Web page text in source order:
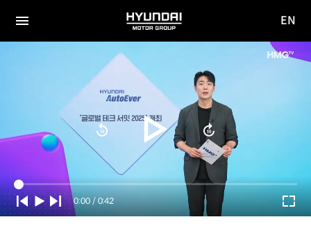
전체
HYUNDAI
MOTOR
GROUP
사이
EN
Current
Time
0:00 / Duration
0:42